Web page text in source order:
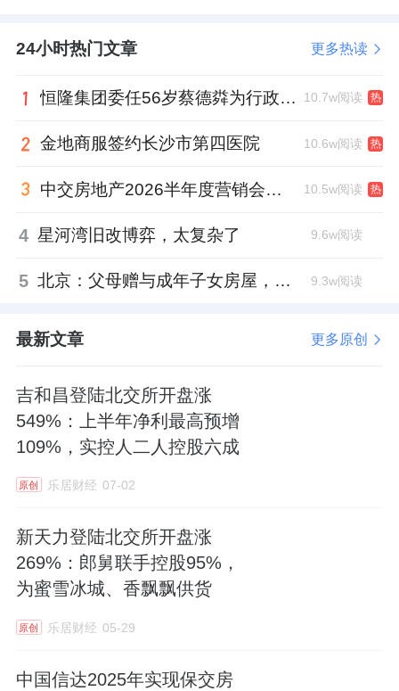
03 惟有超级极核，是永恒的房价护城河
回望广州40年，珠江一直是恒定的资产导向。
看几组数据就清楚了：近五年广州出让的338
宗宅地中，一线南向江景地块不足 宗。稀缺，
江，价格越陡峭。 从江边向内陆，每后退100
米，单价落差以万计。这不是偶然，是市场用
二手市场的数据更说明问题：
江景房与非江景
套，只差一条江的距离，资产成色便截然不
同。
证：兑现前是预期，兑现后是壁垒
越周期的能力，源于它占有的不是一套房子，
而是一段不可再生的城市资源。
约 125万方壮阔大城的超级资产“三重密码”：
24小时热门文章 更多热读
恒隆集团委任56岁蔡德粦为行政总裁、年薪2052万港元，曾任星巴克中国CEO 10.7w阅读 热
金地商服签约长沙市第四医院 10.6w阅读 热
中交房地产2026半年度营销会，绿城祝军现身了 10.5w阅读 热
4 星河湾旧改博弈，太复杂了 9.6w阅读
5 北京：父母赠与成年子女房屋，不再核验子女的购房资格 9.3w阅读
最新文章 更多原创
吉和昌登陆北交所开盘涨
549%：上半年净利最高预增
109%，实控人二人控股六成
原创 乐居财经 07-02
新天力登陆北交所开盘涨
269%：郎舅联手控股95%，
为蜜雪冰城、香飘飘供货
原创 乐居财经 05-29
中国信达2025年实现保交房